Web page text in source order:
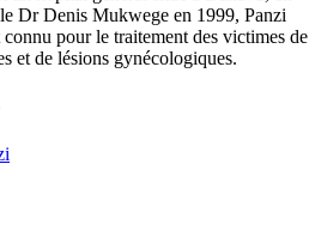
Dr Denis Mukwege en 1999, Panzi
pour le traitement des victimes de
et de lésions gynécologiques.